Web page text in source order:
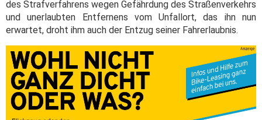
des Strafverfahrens wegen Gefährdung des Straßenverkehrs
und unerlaubten Entfernens vom Unfallort, das ihn nun
erwartet, droht ihm auch der Entzug seiner Fahrerlaubnis.